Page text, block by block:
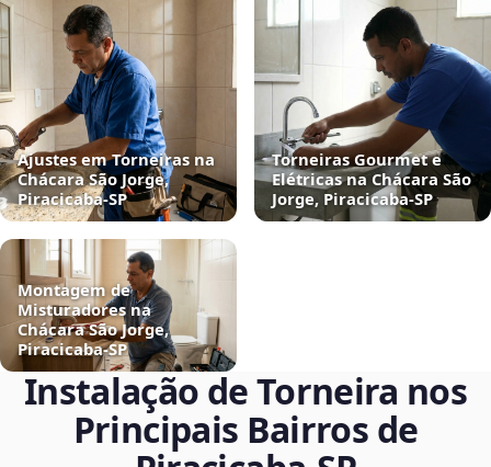
Ajustes em Torneiras na
Chácara São Jorge,
Piracicaba‑SP
Torneiras Gourmet e
Elétricas na Chácara São
Jorge, Piracicaba‑SP
Montagem de
Misturadores na
Chácara São Jorge,
Piracicaba‑SP
Instalação de Torneira nos
Principais Bairros de